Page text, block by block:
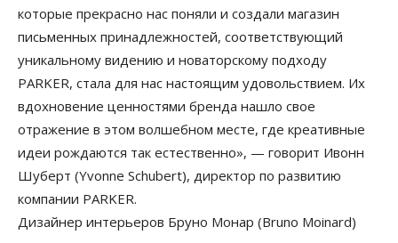
которые прекрасно нас поняли и создали магазин
письменных принадлежностей, соответствующий
уникальному видению и новаторскому подходу
PARKER, стала для нас настоящим удовольствием. Их
вдохновение ценностями бренда нашло свое
отражение в этом волшебном месте, где креативные
идеи рождаются так естественно», — говорит Ивонн
Шуберт (Yvonne Schubert), директор по развитию
компании PARKER.
Дизайнер интерьеров Бруно Монар (Bruno Moinard)